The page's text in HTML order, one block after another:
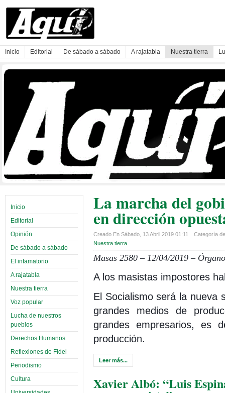
Inicio Editorial De sábado a sábado A rajatabla Nuestra tierra
Inicio
Editorial
Opinión
De sábado a sábado
El infamatorio
A rajatabla
Nuestra tierra
Voz popular
Lucha de nuestros
pueblos
Derechos Humanos
Reflexiones de Fidel
Periodismo
Cultura
La marcha del
en dirección
Creado En Sábado, 13 Abril 2019 01:11
Categoría
Nuestra tierra
Masas 2580 – 12/04/2019 –
A los masistas impostores
El Socialismo será la nueva
grandes medios de
grandes empresarios, es
producción.
Leer más...
Xavier Albó: “Luis